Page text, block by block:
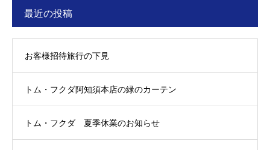
最近の投稿
お客様招待旅行の下見
トム・フクダ阿知須本店の緑のカーテン
トム・フクダ 夏季休業のお知らせ